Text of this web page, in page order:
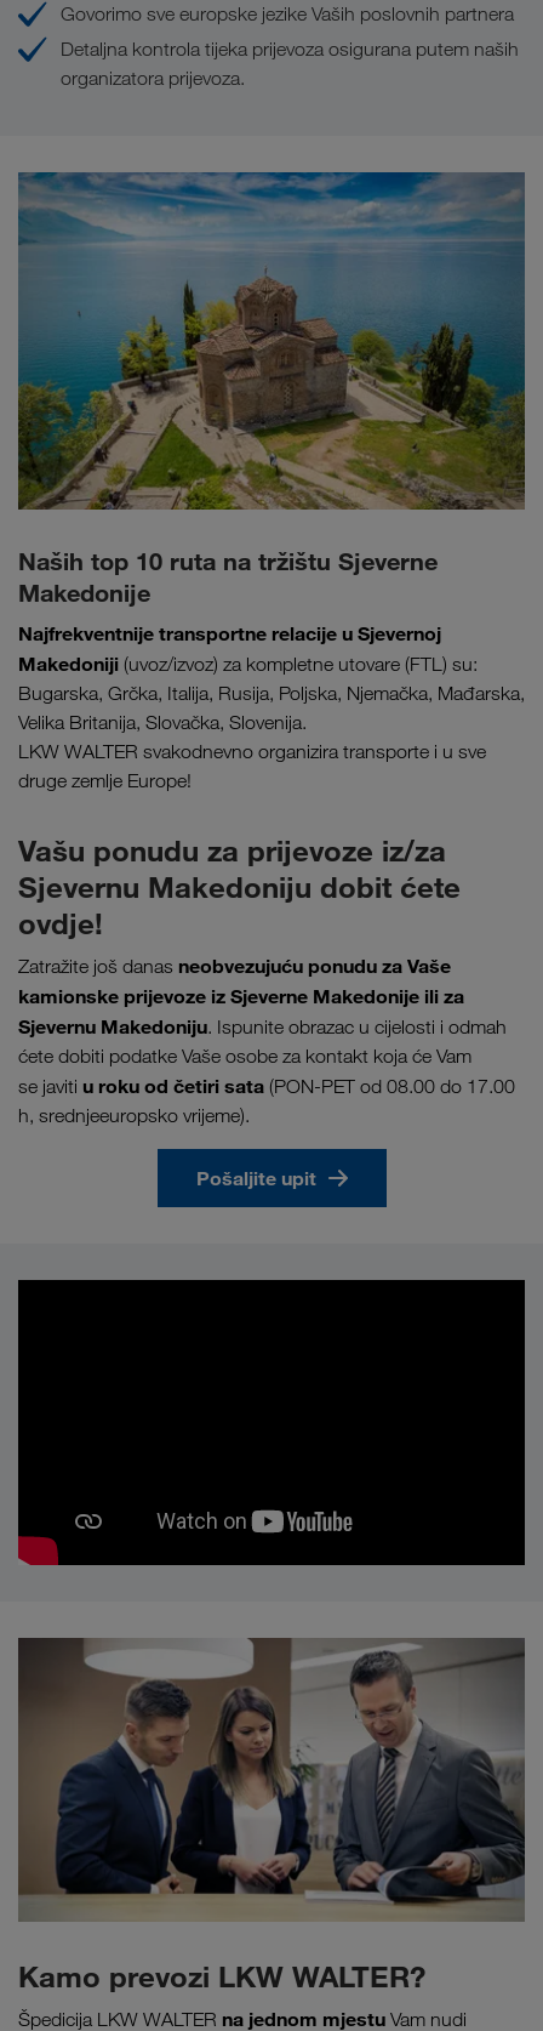
Govorimo sve europske jezike Vaših poslovnih partnera
Detaljna kontrola tijeka prijevoza osigurana putem naših
organizatora prijevoza.
Naših top 10 ruta na tržištu Sjeverne
Makedonije
Najfrekventnije transportne relacije u Sjevernoj
Makedoniji (uvoz/izvoz) za kompletne utovare (FTL) su:
Bugarska, Grčka, Italija, Rusija, Poljska, Njemačka, Mađarska,
Velika Britanija, Slovačka, Slovenija.
LKW WALTER svakodnevno organizira transporte i u sve
druge zemlje Europe!
Vašu ponudu za prijevoze iz/za
Sjevernu Makedoniju dobit ćete
ovdje!
Zatražite još danas neobvezujuću ponudu za Vaše
kamionske prijevoze iz Sjeverne Makedonije ili za
Sjevernu Makedoniju. Ispunite obrazac u cijelosti i odmah
ćete dobiti podatke Vaše osobe za kontakt koja će Vam
se javiti u roku od četiri sata (PON-PET od 08.00 do 17.00
h, srednjeeuropsko vrijeme).
Pošaljite upit
Kamo prevozi LKW WALTER?
Špedicija LKW WALTER na jednom mjestu Vam nudi